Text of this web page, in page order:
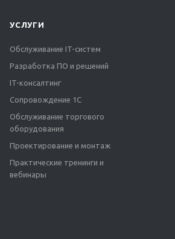
УСЛУГИ
Обслуживание IT-систем
Разработка ПО и решений
IT-консалтинг
Сопровождение 1С
Обслуживание торгового
оборудования
Проектирование и монтаж
Практические тренинги и
вебинары